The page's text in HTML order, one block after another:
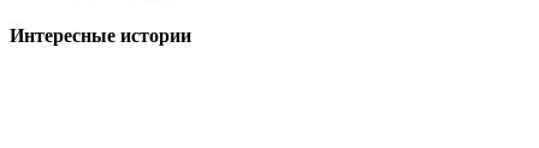
Интересные истории